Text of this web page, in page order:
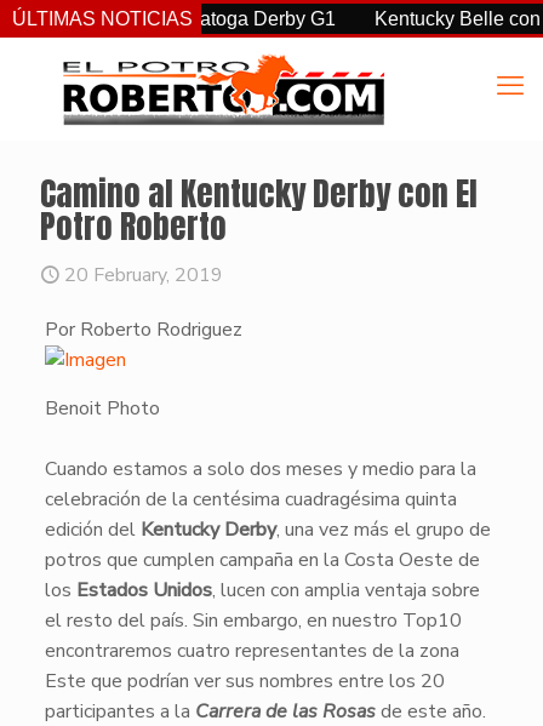
ÚLTIMAS NOTICIAS
autoridad el Saratoga Derby G1 Kentucky Belle con
Camino al Kentucky Derby con El
Potro Roberto
20 February, 2019
Por Roberto Rodriguez
Benoit Photo
​Cuando estamos a solo dos meses y medio para la
celebración de la centésima cuadragésima quinta
edición del Kentucky Derby, una vez más el grupo de
potros que cumplen campaña en la Costa Oeste de
los Estados Unidos, lucen con amplia ventaja sobre
el resto del país. Sin embargo, en nuestro Top10
encontraremos cuatro representantes de la zona
Este que podrían ver sus nombres entre los 20
participantes a la Carrera de las Rosasde este año.